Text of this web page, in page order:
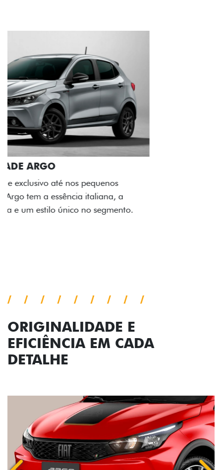
ACABAMENTO E DESIGN INTERNO
A flag italiana e o novo logo Fiat também aparecem
no interior do carro, que possui acabamento
impecável e detalhes escurecidos.
ORIGINALIDADE E
EFICIÊNCIA EM CADA
DETALHE